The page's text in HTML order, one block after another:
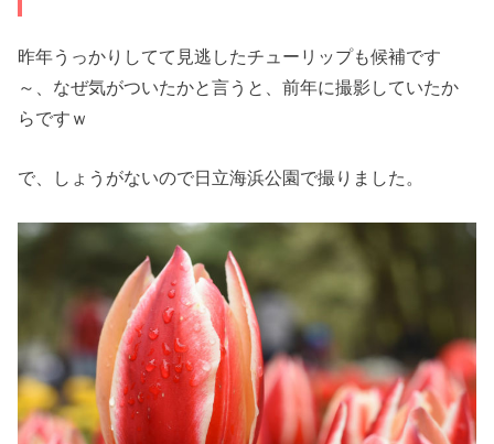
昨年うっかりしてて見逃したチューリップも候補です
～、なぜ気がついたかと言うと、前年に撮影していたか
らですｗ
で、しょうがないので日立海浜公園で撮りました。